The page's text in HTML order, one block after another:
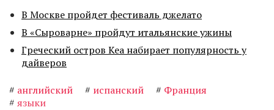
В Москве пройдет фестиваль джелато
В «Сыроварне» пройдут итальянские ужины
Греческий остров Кеа набирает популярность у
дайверов
# английский # испанский # Франция
# языки